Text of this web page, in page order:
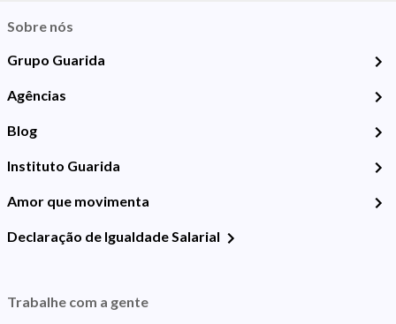
Sobre nós
Grupo Guarida
Agências
Blog
Instituto Guarida
Amor que movimenta
Declaração de Igualdade Salarial
Trabalhe com a gente